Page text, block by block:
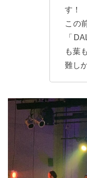
す！
この
「
も葉
難し